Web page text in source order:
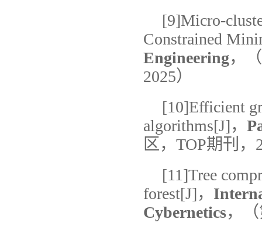
[9]Micro-
Constrained
Engineering，
2025）
[10]Efficient
algorithms[J]，
区，TOP期刊，
[11]Tree
forest[J]，
Cybernetics，